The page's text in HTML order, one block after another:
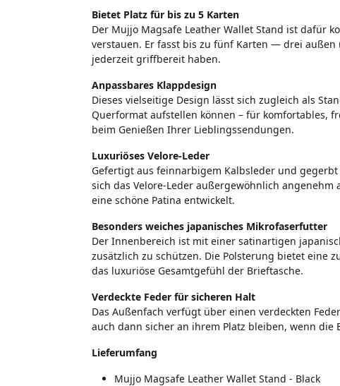
Bietet Platz für bis zu 5 Karten
Der Mujjo Magsafe Leather Wallet Stand ist dafür
verstauen. Er fasst bis zu fünf Karten — drei
jederzeit griffbereit haben.
Anpassbares Klappdesign
Dieses vielseitige Design lässt sich zugleich als
Querformat aufstellen können – für komfortables,
beim Genießen Ihrer Lieblingssendungen.
Luxuriöses Velore-Leder
Gefertigt aus feinnarbigem Kalbsleder und
sich das Velore-Leder außergewöhnlich
eine schöne Patina entwickelt.
Besonders weiches japanisches Mikrofaserfutter
Der Innenbereich ist mit einer satinartigen
zusätzlich zu schützen. Die Polsterung bietet eine
das luxuriöse Gesamtgefühl der Brieftasche.
Verdeckte Feder für sicheren Halt
Das Außenfach verfügt über einen verdeckten
auch dann sicher an ihrem Platz bleiben, wenn die
Lieferumfang
Mujjo Magsafe Leather Wallet Stand - Black